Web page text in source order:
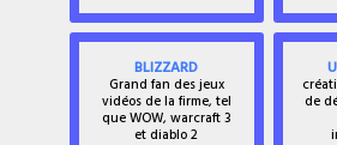
BLIZZARD
Grand fan des jeux
vidéos de la firme, tel
que WOW, warcraft 3
et diablo 2
de